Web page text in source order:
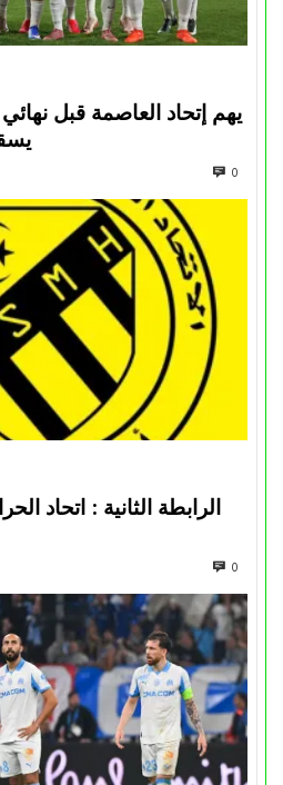
يهم إتحاد العاصمة قبل
0
الرابطة الثانية : اتحاد
0